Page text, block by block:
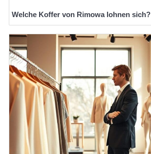
Welche Koffer von Rimowa lohnen sich?